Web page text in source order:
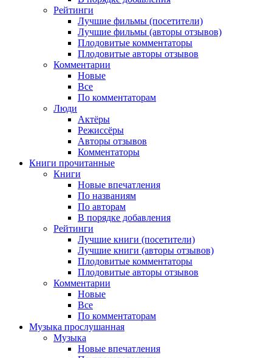
Рейтинги
Лучшие фильмы (посетители)
Лучшие фильмы (авторы отзывов)
Плодовитые комментаторы
Плодовитые авторы отзывов
Комментарии
Новые
Все
По комментаторам
Люди
Актёры
Режиссёры
Авторы отзывов
Комментаторы
Книги прочитанные
Книги
Новые впечатления
По названиям
По авторам
В порядке добавления
Рейтинги
Лучшие книги (посетители)
Лучшие книги (авторы отзывов)
Плодовитые комментаторы
Плодовитые авторы отзывов
Комментарии
Новые
Все
По комментаторам
Музыка прослушанная
Музыка
Новые впечатления